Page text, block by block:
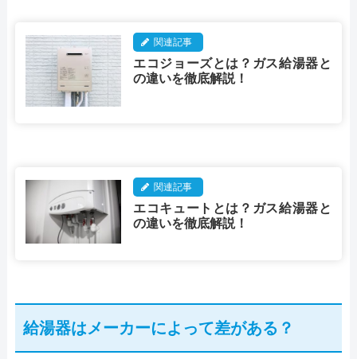
関連記事
エコジョーズとは？ガス給湯器と
の違いを徹底解説！
関連記事
エコキュートとは？ガス給湯器と
の違いを徹底解説！
給湯器はメーカーによって差がある？